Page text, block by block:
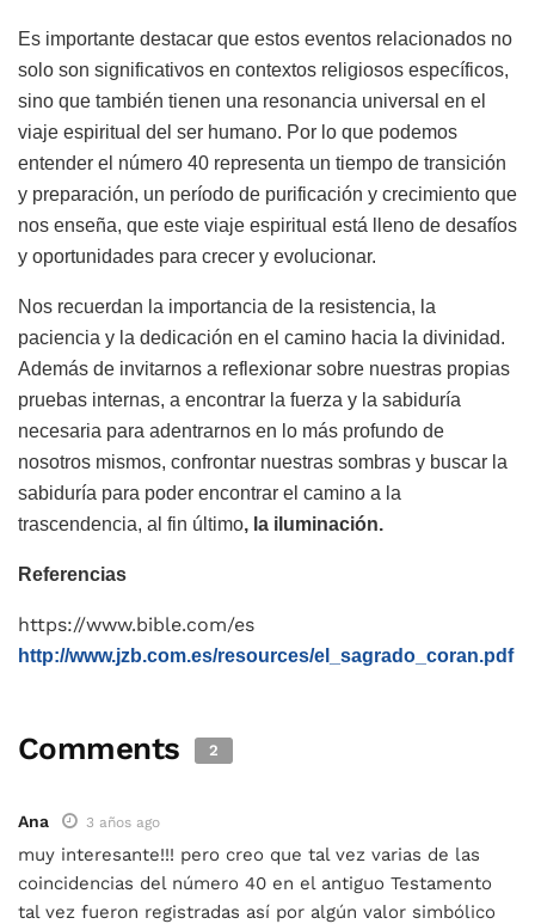
Es importante destacar que estos eventos relacionados no
solo son significativos en contextos religiosos específicos,
sino que también tienen una resonancia universal en el
viaje espiritual del ser humano. Por lo que podemos
entender el número 40 representa un tiempo de transición
y preparación, un período de purificación y crecimiento que
nos enseña, que este viaje espiritual está lleno de desafíos
y oportunidades para crecer y evolucionar.
Nos recuerdan la importancia de la resistencia, la
paciencia y la dedicación en el camino hacia la divinidad.
Además de invitarnos a reflexionar sobre nuestras propias
pruebas internas, a encontrar la fuerza y la sabiduría
necesaria para adentrarnos en lo más profundo de
nosotros mismos, confrontar nuestras sombras y buscar la
sabiduría para poder encontrar el camino a la
trascendencia, al fin último, la iluminación.
Referencias
https://www.bible.com/es
http://www.jzb.com.es/resources/el_sagrado_coran.pdf
Comments 2
Ana 3 años ago
muy interesante!!! pero creo que tal vez varias de las
coincidencias del número 40 en el antiguo Testamento
tal vez fueron registradas así por algún valor simbólico